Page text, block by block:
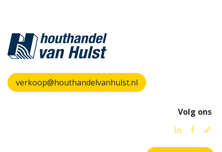
verkoop@houthandelvanhulst.nl
Volg ons